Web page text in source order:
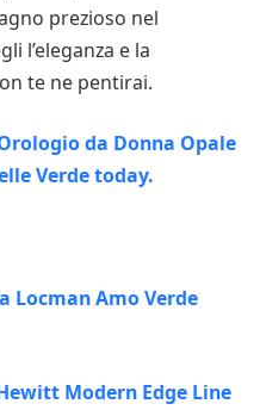
prezioso nel
l’eleganza e la
te ne pentirai.
Locman Amo Verde
Modern Edge Line